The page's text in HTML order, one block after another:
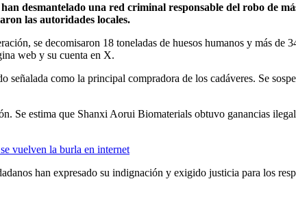
desmantelado una red criminal responsable del robo de
las autoridades locales.
se decomisaron 18 toneladas de huesos humanos y más de
web y su cuenta en X.
como la principal compradora de los cadáveres. Se
Se estima que Shanxi Aorui Biomaterials obtuvo ganancias
vuelven la burla en internet
han expresado su indignación y exigido justicia para los